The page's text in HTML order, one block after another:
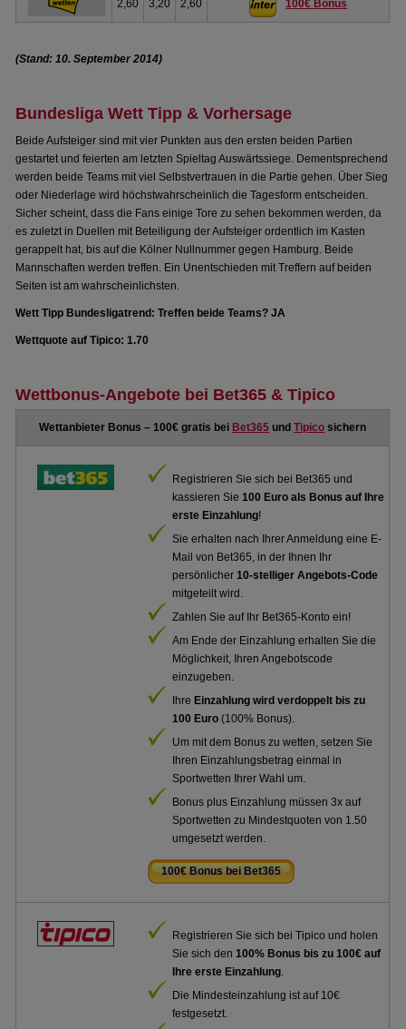
2,60 3,20 2,60 100€ Bonus
(Stand: 10. September 2014)
Bundesliga Wett Tipp & Vorhersage
Beide Aufsteiger sind mit vier Punkten aus den ersten beiden Partien
gestartet und feierten am letzten Spieltag Auswärtssiege. Dementsprechend
werden beide Teams mit viel Selbstvertrauen in die Partie gehen. Über Sieg
oder Niederlage wird höchstwahrscheinlich die Tagesform entscheiden.
Sicher scheint, dass die Fans einige Tore zu sehen bekommen werden, da
es zuletzt in Duellen mit Beteiligung der Aufsteiger ordentlich im Kasten
gerappelt hat, bis auf die Kölner Nullnummer gegen Hamburg. Beide
Mannschaften werden treffen. Ein Unentschieden mit Treffern auf beiden
Seiten ist am wahrscheinlichsten.
Wett Tipp Bundesligatrend: Treffen beide Teams? JA
Wettquote auf Tipico: 1.70
Wettbonus-Angebote bei Bet365 & Tipico
Wettanbieter Bonus – 100€ gratis bei Bet365 undTipico sichern
Registrieren Sie sich bei Bet365 und
kassieren Sie100 Euro als Bonus auf Ihre
erste Einzahlung!
Sie erhalten nach Ihrer Anmeldung eine E-
Mail von Bet365, in der Ihnen Ihr
persönlicher10-stelliger Angebots-Code
mitgeteilt wird.
Zahlen Sie auf Ihr Bet365-Konto ein!
Am Ende der Einzahlung erhalten Sie die
Möglichkeit, Ihren Angebotscode
einzugeben.
Ihre Einzahlung wird verdoppelt bis zu
100 Euro (100% Bonus).
Um mit dem Bonus zu wetten, setzen Sie
Ihren Einzahlungsbetrag einmal in
Sportwetten Ihrer Wahl um.
Bonus plus Einzahlung müssen 3x auf
Sportwetten zu Mindestquoten von 1.50
umgesetzt werden.
100€ Bonus bei Bet365
Registrieren Sie sich bei Tipico und holen
Sie sich den100% Bonus bis zu 100€ auf
Ihre erste Einzahlung.
Die Mindesteinzahlung ist auf 10€
festgesetzt.